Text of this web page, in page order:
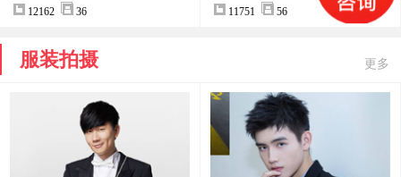
12162 36 11751 56
服装拍摄 更多